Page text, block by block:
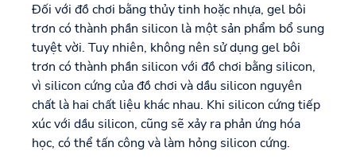
Đối với đồ chơi bằng thủy tinh hoặc nhựa, gel bôi
trơn có thành phần silicon là một sản phẩm bổ sung
tuyệt vời. Tuy nhiên, không nên sử dụng gel bôi
trơn có thành phần silicon với đồ chơi bằng silicon,
vì silicon cứng của đồ chơi và dầu silicon nguyên
chất là hai chất liệu khác nhau. Khi silicon cứng tiếp
xúc với dầu silicon, cũng sẽ xảy ra phản ứng hóa
học, có thể tấn công và làm hỏng silicon cứng.